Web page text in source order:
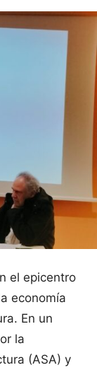
el epicentro
economía
En un
la
(ASA) y